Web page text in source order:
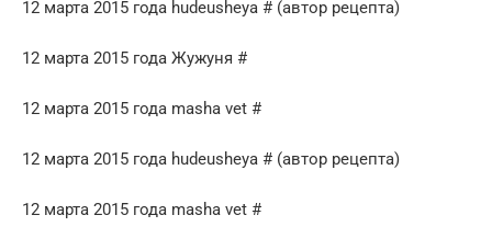
12 марта 2015 года hudeusheya # (автор рецепта)
12 марта 2015 года Жужуня #
12 марта 2015 года masha vet #
12 марта 2015 года hudeusheya # (автор рецепта)
12 марта 2015 года masha vet #